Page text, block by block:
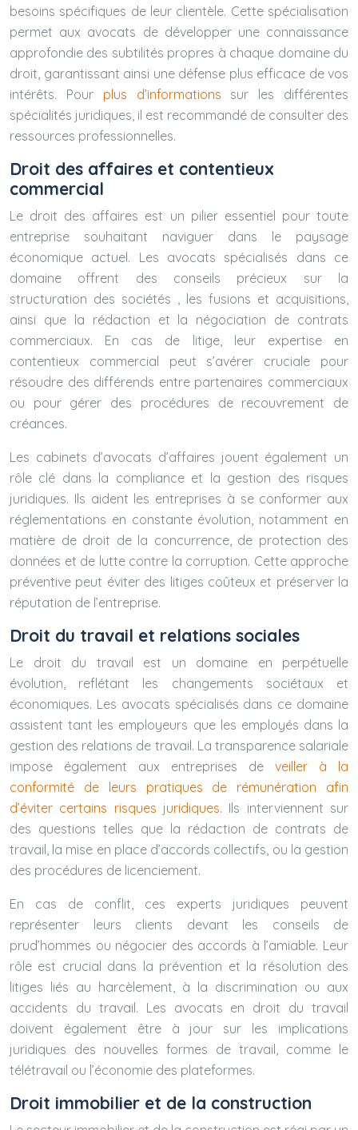
besoins spécifiques de leur clientèle. Cette spécialisation
permet aux avocats de développer une connaissance
approfondie des subtilités propres à chaque domaine du
droit, garantissant ainsi une défense plus efficace de vos
intérêts. Pour plus d’informations sur les différentes
spécialités juridiques, il est recommandé de consulter des
ressources professionnelles.
Droit des affaires et contentieux
commercial
Le droit des affaires est un pilier essentiel pour toute
entreprise souhaitant naviguer dans le paysage
économique actuel. Les avocats spécialisés dans ce
domaine offrent des conseils précieux sur la
structuration des sociétés , les fusions et acquisitions,
ainsi que la rédaction et la négociation de contrats
commerciaux. En cas de litige, leur expertise en
contentieux commercial peut s’avérer cruciale pour
résoudre des différends entre partenaires commerciaux
ou pour gérer des procédures de recouvrement de
créances.
Les cabinets d’avocats d’affaires jouent également un
rôle clé dans la compliance et la gestion des risques
juridiques. Ils aident les entreprises à se conformer aux
réglementations en constante évolution, notamment en
matière de droit de la concurrence, de protection des
données et de lutte contre la corruption. Cette approche
préventive peut éviter des litiges coûteux et préserver la
réputation de l’entreprise.
Droit du travail et relations sociales
Le droit du travail est un domaine en perpétuelle
évolution, reflétant les changements sociétaux et
économiques. Les avocats spécialisés dans ce domaine
assistent tant les employeurs que les employés dans la
gestion des relations de travail. La transparence salariale
impose également aux entreprises de veiller à la
conformité de leurs pratiques de rémunération afin
d’éviter certains risques juridiques. Ils interviennent sur
des questions telles que la rédaction de contrats de
travail, la mise en place d’accords collectifs, ou la gestion
des procédures de licenciement.
En cas de conflit, ces experts juridiques peuvent
représenter leurs clients devant les conseils de
prud’hommes ou négocier des accords à l’amiable. Leur
rôle est crucial dans la prévention et la résolution des
litiges liés au harcèlement, à la discrimination ou aux
accidents du travail. Les avocats en droit du travail
doivent également être à jour sur les implications
juridiques des nouvelles formes de travail, comme le
télétravail ou l’économie des plateformes.
Droit immobilier et de la construction